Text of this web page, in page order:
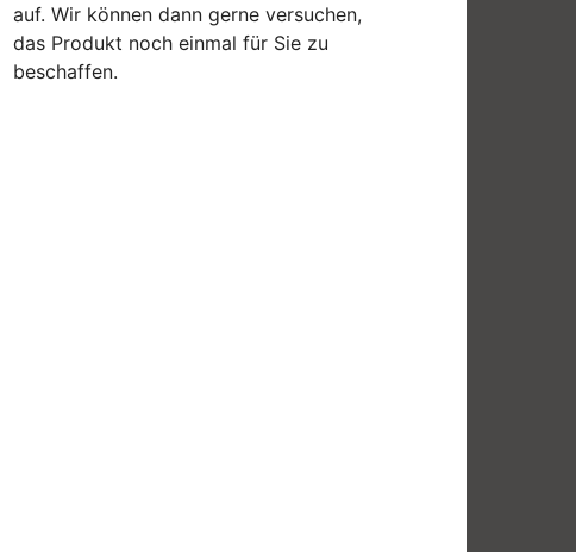
auf. Wir können dann gerne versuchen,
das Produkt noch einmal für Sie zu
beschaffen.